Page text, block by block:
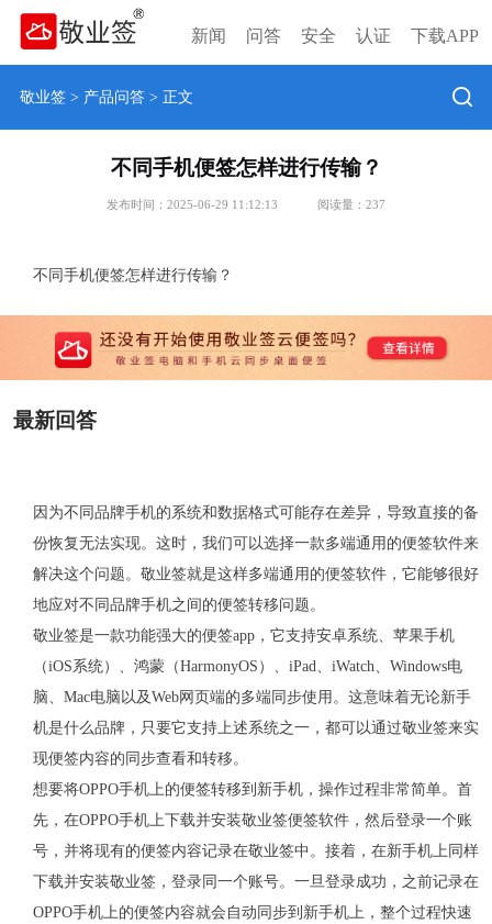
新闻 问答 安全 认证 下载APP
敬业签> 产品问答> 正文
不同手机便签怎样进行传输？
发布时间：2025-06-29 11:12:13 阅读量： 237
不同手机便签怎样进行传输？
最新回答
因为不同品牌手机的系统和数据格式可能存在差异，导致直接的备
份恢复无法实现。这时，我们可以选择一款多端通用的便签软件来
解决这个问题。敬业签就是这样多端通用的便签软件，它能够很好
地应对不同品牌手机之间的便签转移问题。
敬业签是一款功能强大的便签app，它支持安卓系统、苹果手机
（iOS系统）、鸿蒙（HarmonyOS）、 iPad iWatch Windows电
脑、 Mac电脑以及Web网页端的多端同步使用。这意味着无论新手
机是什么品牌，只要它支持上述系统之一，都可以通过敬业签来实
现便签内容的同步查看和转移。
想要将OPPO手机上的便签转移到新手机，操作过程非常简单。首
先，在OPPO手机上下载并安装敬业签便签软件，然后登录一个账
号，并将现有的便签内容记录在敬业签中。接着，在新手机上同样
下载并安装敬业签，登录同一个账号。一旦登录成功，之前记录在
OPPO手机上的便签内容就会自动同步到新手机上，整个过程快速